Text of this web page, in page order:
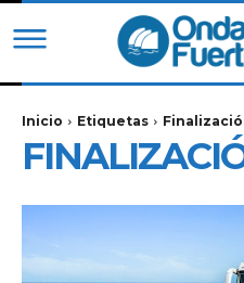
Inicio Etiquetas